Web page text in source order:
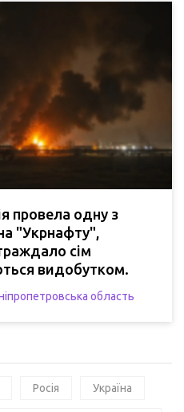
провела одну з
"Укрнафту",
сім
видобутком.
область
Росія Україна